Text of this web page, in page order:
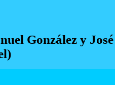
González y